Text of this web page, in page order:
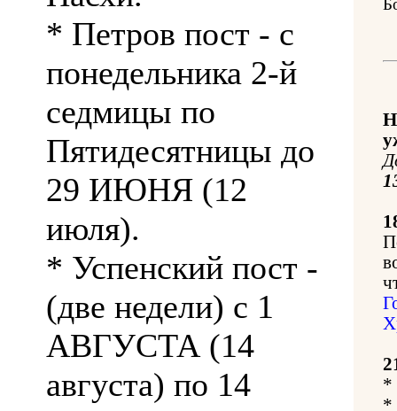
* Петров пост - с
понедельника 2-й
седмицы по
Пятидесятницы до
29 ИЮНЯ (12
июля).
* Успенский пост -
(две недели) с 1
АВГУСТА (14
августа) по 14
*
*